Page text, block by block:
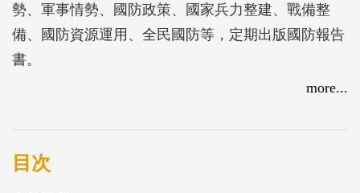
勢、軍事情勢、國防政策、國家兵力整建、戰備整
備、國防資源運用、全民國防等，定期出版國防報告
書。
more...
目次